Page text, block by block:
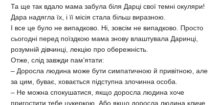
Та ще так вдало мама забула біля Дарці свої темні окуляри!
Дара надягла їх, і її місія стала більш виразною.
І все це було не випадково. Ні, зовсім не випадково. Просто
сьогодні перед поїздкою мама знову влаштувала Даринці,
розумній дівчинці, лекцію про обережність.
Отже, слід завжди пам’ятати:
– Доросла людина може бути симпатичною й привітною, але
за цим, буває, ховається підступна злочинна особа.
– Не можна спокушатися, якщо доросла людина хоче
пригостити тебе цукеркою. Або якщо доросла людина кличе